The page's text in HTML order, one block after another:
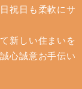
祝日も柔軟にサ
新しい住まいを
心誠意お手伝い